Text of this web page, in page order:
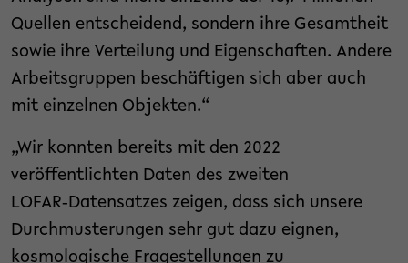
Quellen entscheidend, sondern ihre Gesamtheit
sowie ihre Verteilung und Eigenschaften. Andere
Arbeitsgruppen beschäftigen sich aber auch
mit einzelnen Objekten.“
„Wir konnten bereits mit den 2022
veröffentlichten Daten des zweiten
LOFAR‑Datensatzes zeigen, dass sich unsere
Durchmusterungen sehr gut dazu eignen,
kosmologische Fragestellungen zu